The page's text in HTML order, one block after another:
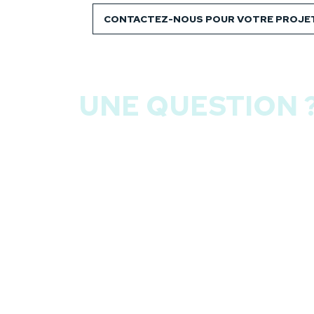
constitue un espace de jeu idéal pour les
CONTACTEZ-NOUS POUR VOTRE
UNE QUESTION